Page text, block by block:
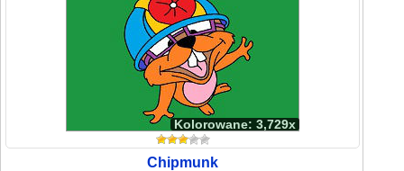
Kolorowane: 3,729x
Chipmunk